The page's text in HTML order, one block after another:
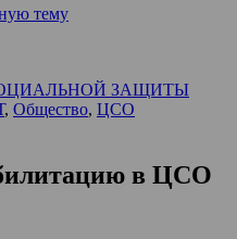
тему
ЗАЩИТЫ
, Общество, ЦСО
в ЦСО